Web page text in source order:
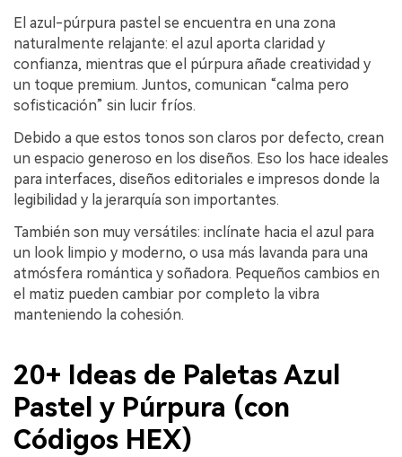
El azul-púrpura pastel se encuentra en una zona
naturalmente relajante: el azul aporta claridad y
confianza, mientras que el púrpura añade creatividad y
un toque premium. Juntos, comunican “calma pero
sofisticación” sin lucir fríos.
Debido a que estos tonos son claros por defecto, crean
un espacio generoso en los diseños. Eso los hace ideales
para interfaces, diseños editoriales e impresos donde la
legibilidad y la jerarquía son importantes.
También son muy versátiles: inclínate hacia el azul para
un look limpio y moderno, o usa más lavanda para una
atmósfera romántica y soñadora. Pequeños cambios en
el matiz pueden cambiar por completo la vibra
manteniendo la cohesión.
20+ Ideas de Paletas Azul
Pastel y Púrpura (con
Códigos HEX)